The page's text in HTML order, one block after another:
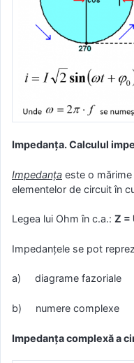
Impedanţa. Calculul
Impedanţa este o
elementelor de circuit în
Legea lui Ohm în c.a.: Z =
Impedanţele se pot
a) diagrame fazoriale
b) numere complexe
Impedanţa complexă a